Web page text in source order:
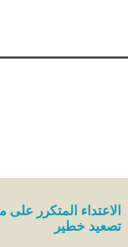
الاعتداء المتكرر
تصعيد خطير